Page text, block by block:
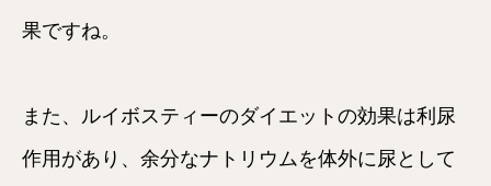
果ですね。
また、ルイボスティーのダイエットの効果は利尿
作用があり、余分なナトリウムを体外に尿として